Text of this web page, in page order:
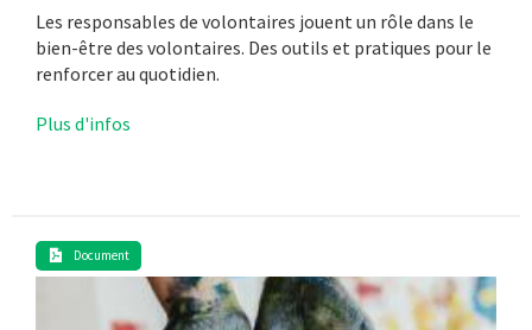
Les responsables de volontaires jouent un rôle dans le
bien-être des volontaires. Des outils et pratiques pour le
renforcer au quotidien.
Plus d'infos
Document